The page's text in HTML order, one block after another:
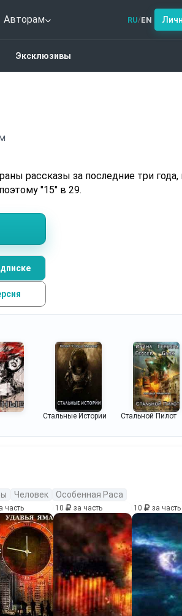
Авторам RU/EN
Эксклюзивы
рассказы за последние три года,
"15" в 29.
Стальные Истории Стальной Пилот
Человек Особенная Раса
часть 10 за часть 10 за часть